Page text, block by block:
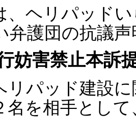
ヘリパッドい
弁護団の抗議
妨害禁止本訴
パッド建設に
名を相手とし